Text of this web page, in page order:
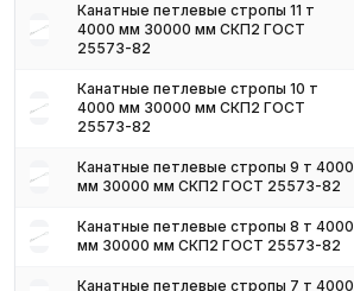
Канатные петлевые стропы 11 т
4000 мм 30000 мм СКП2 ГОСТ
25573-82
Канатные петлевые стропы 10 т
4000 мм 30000 мм СКП2 ГОСТ
25573-82
Канатные петлевые стропы 9 т 4000
мм 30000 мм СКП2 ГОСТ 25573-82
Канатные петлевые стропы 8 т 4000
мм 30000 мм СКП2 ГОСТ 25573-82
Канатные петлевые стропы 7 т 4000